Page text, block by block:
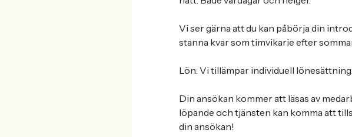
Vi ser gärna att du kan påbörja din
stanna kvar som timvikarie efter
Lön: Vi tillämpar individuell
Din ansökan kommer att läsas av
löpande och tjänsten kan komma att
din ansökan!